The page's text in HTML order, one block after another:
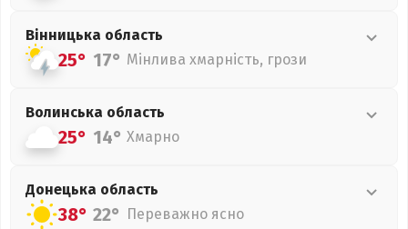
Вінницька область
25° 17° Мінлива хмарність, грози
Волинська область
25° 14° Хмарно
Донецька область
38° 22° Переважно ясно